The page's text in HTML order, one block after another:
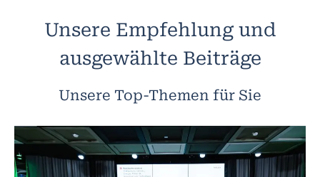
Unsere Empfehlung und
ausgewählte Beiträge
Unsere Top-Themen für Sie